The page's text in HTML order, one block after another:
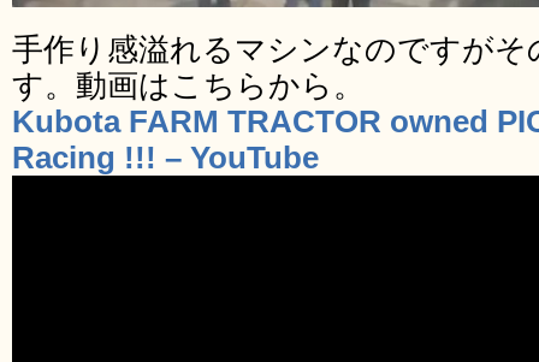
手作り感溢れるマシンなのですが
す。動画はこちらから。
Kubota FARM TRACTOR owned
Racing !!! – YouTube